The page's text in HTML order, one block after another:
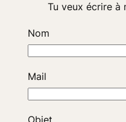
Tu veux écrire à
Nom
Mail